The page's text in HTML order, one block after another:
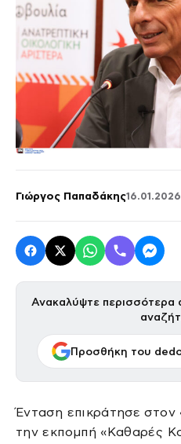
Γιώργος Παπαδάκης
Ανακαλύψτε περισσότερα
Προσθήκη του
Ένταση επικράτησε στον
την εκπομπή «Καθαρές